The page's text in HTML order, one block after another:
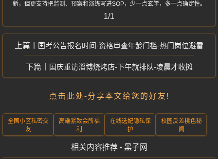
新，但更支持把监测、预案和演练写进SOP，少一点玄学，多一点确定性。
1/1
国考公告报名时间-资格审查年龄门槛-热门岗位避雷
国庆重访淄博烧烤店-下午就排队-凌晨才收摊
点击此处-分享本文给您的好友!
全国小区私密交
友
高端紧致会所福
利
在线选妃隐私保
护
校园反差桃色秘
闻
相关内容推荐 - 黑子网